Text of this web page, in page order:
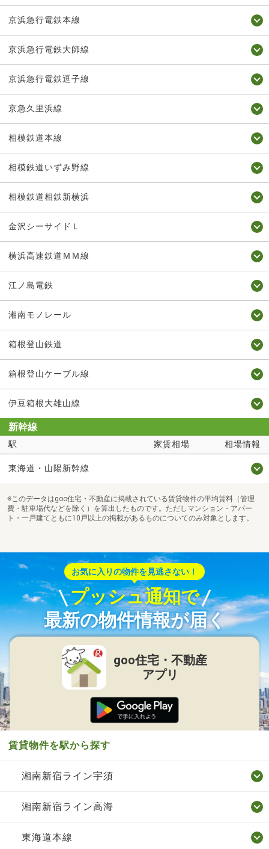
京浜急行電鉄本線
京浜急行電鉄大師線
京浜急行電鉄逗子線
京急久里浜線
相模鉄道本線
相模鉄道いずみ野線
相模鉄道相鉄新横浜
金沢シーサイドＬ
横浜高速鉄道ＭＭ線
江ノ島電鉄
湘南モノレール
箱根登山鉄道
箱根登山ケーブル線
伊豆箱根大雄山線
新幹線
駅 家賃相場 相場情報
東海道・山陽新幹線
※このデータはgoo住宅・不動産に掲載されている賃貸物件の平均賃料（管理
費・駐車場代などを除く）を算出したものです。ただしマンション・アパー
ト・一戸建てともに10戸以上の掲載があるものについてのみ対象とします。
お気に入りの物件を見逃さない！
プッシュ通知で
最新の物件情報が届く
goo住宅・不動産
アプリ
賃貸物件を駅から探す
湘南新宿ライン宇須
湘南新宿ライン高海
東海道本線